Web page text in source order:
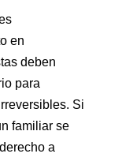
en
deben
para
Si
familiar se
a